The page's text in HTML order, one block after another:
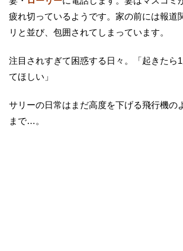
疲れ切っているようです。家の前には報道
リと並び、包囲されてしまっています。
注目されすぎて困惑する日々。「起きたら
てほしい」
サリーの日常はまだ高度を下げる飛行機の
まで…。